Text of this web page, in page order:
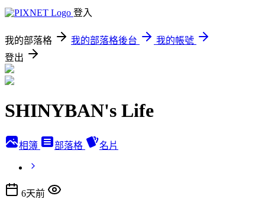
登入
我的部落格 我的部落格後台
我的帳號
登出
SHINYBAN's Life
相簿 部落格 名片
6天前